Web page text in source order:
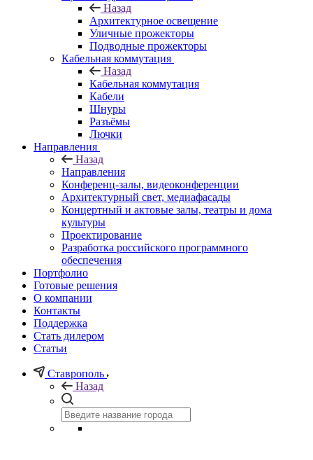
Назад
Архитектурное освещение
Уличные прожекторы
Подводные прожекторы
Кабельная коммутация
Назад
Кабельная коммутация
Кабели
Шнуры
Разъёмы
Лючки
Направления
Назад
Направления
Конференц-залы, видеоконференции
Архитектурный свет, медиафасады
Концертный и актовые залы, театры и дома
культуры
Проектирование
Разработка российского программного
обеспечения
Портфолио
Готовые решения
О компании
Контакты
Поддержка
Стать дилером
Статьи
Ставрополь
Назад